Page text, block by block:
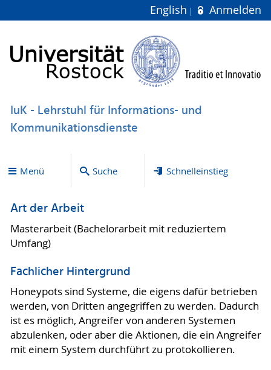
English Anmelden
IuK - Lehrstuhl für Informations- und
Kommunikationsdienste
Menü Suche Schnelleinstieg
Art der Arbeit
Masterarbeit (Bachelorarbeit mit reduziertem
Umfang)
Fachlicher Hintergrund
Honeypots sind Systeme, die eigens dafür betrieben
werden, von Dritten angegriffen zu werden. Dadurch
ist es möglich, Angreifer von anderen Systemen
abzulenken, oder aber die Aktionen, die ein Angreifer
mit einem System durchführt zu protokollieren.